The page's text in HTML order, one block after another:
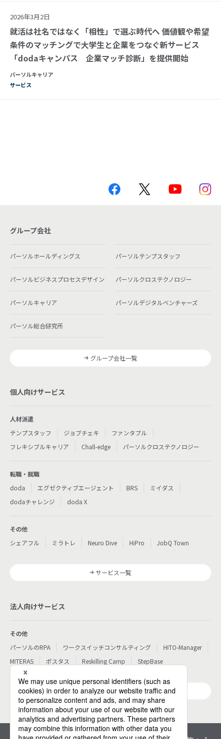
2026年3月2日
就活は社名ではなく「相性」で選ぶ時代へ 価値観や希望
条件のマッチングで大学生と企業をつなぐ新サービス
「dodaキャンパス 企業マッチ診断」を提供開始
パーソルキャリア
サービス
グループ会社
パーソルホールディングス パーソルテンプスタッフ
パーソルビジネスプロセスデザイン パーソルクロステクノロジー
パーソルキャリア パーソルデジタルベンチャーズ
パーソル総合研究所
グループ会社一覧
個人向けサービス
人材派遣
テンプスタッフ
ジョブチェキ
ファンタブル
フレキシブルキャリア
Chall-edge パーソルクロステクノロジー
転職・就職
doda
エグゼクティブエージェント BRS
ミイダス
dodaチャレンジ
doda X
その他
シェアフル
ミラトレ Neuro Dive HiPro JobQ Town
サービス一覧
法人向けサービス
その他
パーソルのRPA
ワークスイッチコンサルティング
HITO-Manager
MITERAS
ポスタス Reskilling Camp StepBase
サービス一覧